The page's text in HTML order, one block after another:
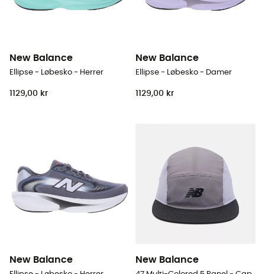
New Balance
Ellipse - Løbesko - Herrer
1129,00 kr
New Balance
Ellipse - Løbesko - Damer
1129,00 kr
New Balance New Balance